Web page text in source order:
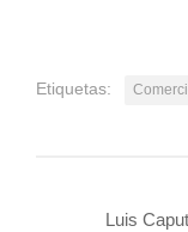
Etiquetas:
Luis